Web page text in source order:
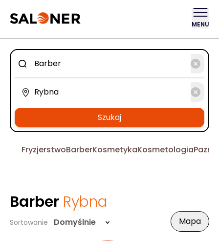
MENU
Szukaj
FryzjerstwoBarberKosmetykaKosmetologia
Barber Rybna
Sortowanie Domyślnie Mapa